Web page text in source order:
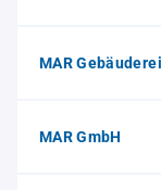
MAR
MAR GmbH